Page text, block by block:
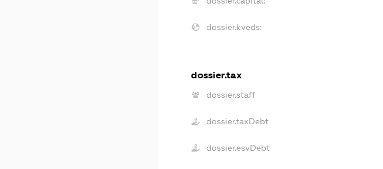
dossier.kveds:
dossier.tax
dossier.staff
dossier.taxDebt
dossier.esvDebt